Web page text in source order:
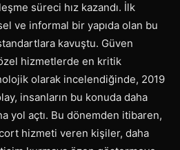
süreci hız kazandı. İlk
ve informal bir yapıda olan bu
kavuştu. Güven
hizmetlerde en kritik
olarak incelendiğinde, 2019
insanların bu konuda daha
yol açtı. Bu dönemden itibaren,
hizmeti veren kişiler, daha